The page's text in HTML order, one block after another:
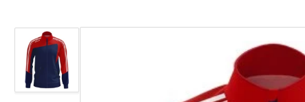
Afbeelding
laden
in